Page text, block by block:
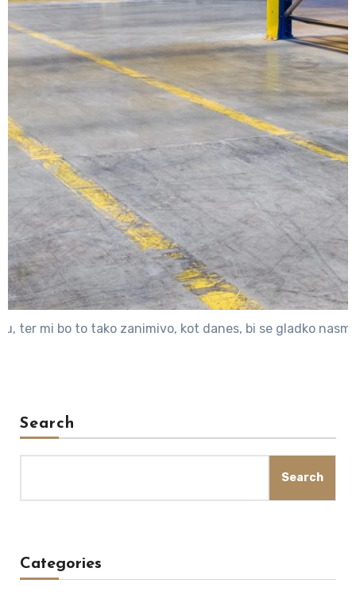
ter mi bo to tako zanimivo, kot danes, bi se gladko
Search
Search
Categories